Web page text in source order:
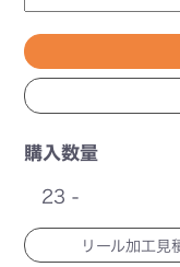
購入数量
23 -
リール加工見